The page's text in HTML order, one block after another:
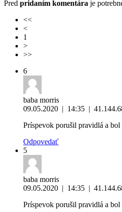
Pred pridaním komentára je
<<
<
1
>
>>
6
baba morris
09.05.2020 | 14:35 |
Príspevok porušil pravidlá a bol
Odpovedať
5
baba morris
09.05.2020 | 14:35 |
Príspevok porušil pravidlá a bol